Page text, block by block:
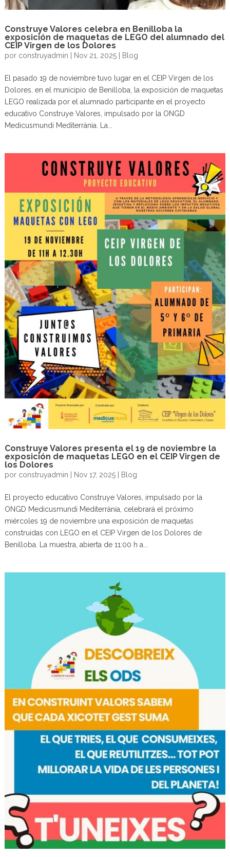
Construye Valores celebra en Benilloba la
exposición de maquetas de LEGO del alumnado del
CEIP Virgen de los Dolores
por construyadmin Nov 21, 2025| Blog
El pasado 19 de noviembre tuvo lugar en el CEIP Virgen de los
Dolores, en el municipio de Benilloba, la exposición de maquetas
LEGO realizada por el alumnado participante en el proyecto
educativo Construye Valores, impulsado por la ONGD
Medicusmundi Mediterrània. La...
Construye Valores presenta el 19 de noviembre la
exposición de maquetas LEGO en el CEIP Virgen de
los Dolores
por construyadmin Nov 17, 2025| Blog
El proyecto educativo Construye Valores, impulsado por la
ONGD Medicusmundi Mediterrània, celebrará el próximo
miércoles 19 de noviembre una exposición de maquetas
construidas con LEGO en el CEIP Virgen de los Dolores de
Benilloba. La muestra, abierta de 11:00 h a...